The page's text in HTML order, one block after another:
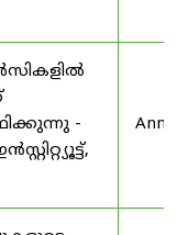
-